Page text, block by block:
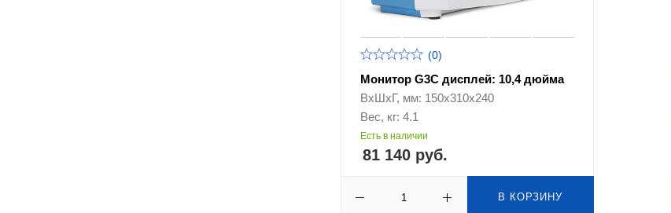
(0)
Монитор G3C дисплей: 10,4 дюйма
ВхШхГ, мм: 150х310х240
Вес, кг: 4.1
Есть в наличии
81 140 руб.
В КОРЗИНУ